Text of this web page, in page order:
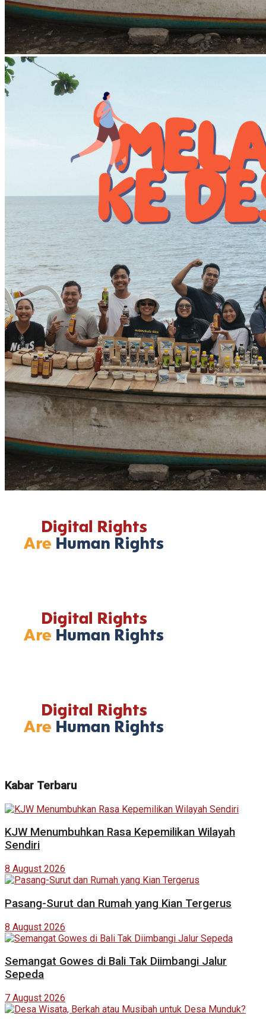
Kabar Terbaru
KJW Menumbuhkan Rasa Kepemilikan Wilayah
Sendiri
8 August 2026
Pasang-Surut dan Rumah yang Kian Tergerus
8 August 2026
Semangat Gowes di Bali Tak Diimbangi Jalur
Sepeda
7 August 2026